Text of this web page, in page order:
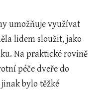
umožňuje využívat
lidem sloužit, jako
Na praktické rovině
péče dveře do
bylo těžké